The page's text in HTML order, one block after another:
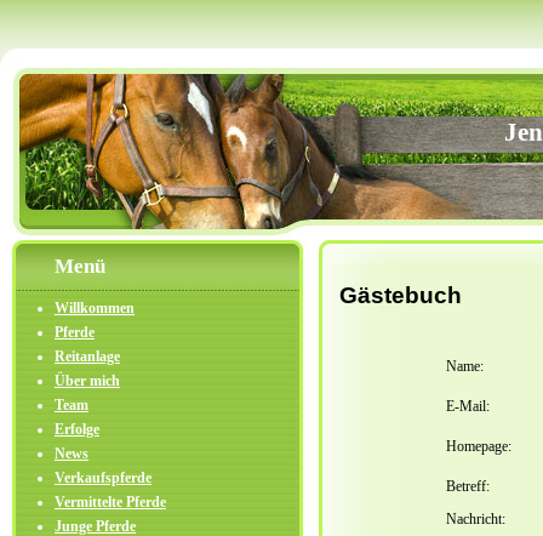
Menü
Willkommen
Pferde
Reitanlage
Über mich
Team
Erfolge
News
Verkaufspferde
Vermittelte Pferde
Junge Pferde
Gästebuch
Name:
E-Mail:
Homepage:
Betreff:
Nachricht: